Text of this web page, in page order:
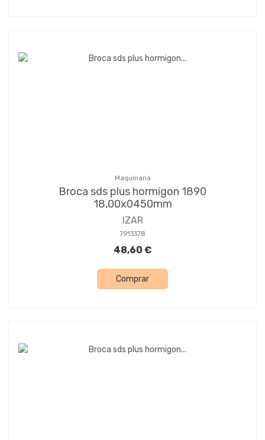
Maquinaria
Broca sds plus hormigon 1890
18,00x0450mm
IZAR
7913378
48,60 €
Comprar